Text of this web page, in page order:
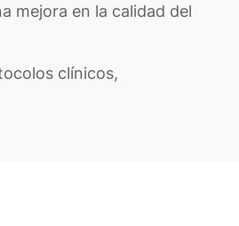
mejora en la calidad del
clínicos,